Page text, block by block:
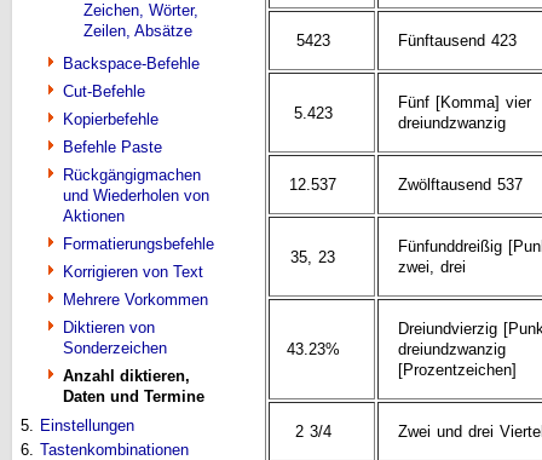
Zeichen, Wörter,
Zeilen, Absätze
Backspace-Befehle
Cut-Befehle
Kopierbefehle
Befehle Paste
Rückgängigmachen
und Wiederholen von
Aktionen
Formatierungsbefehle
Korrigieren von Text
Mehrere Vorkommen
Diktieren von
Sonderzeichen
Anzahl diktieren,
Daten und Termine
5. Einstellungen
6. Tastenkombinationen
5423 Fünftausend 423
5.423
Fünf [Komma] vier
dreiundzwanzig
12.537 Zwölftausend 537
35, 23
Fünfunddreißig
zwei, drei
43.23%
Dreiundvierzig
dreiundzwanzig
[Prozentzeichen]
2 3/4 Zwei und drei